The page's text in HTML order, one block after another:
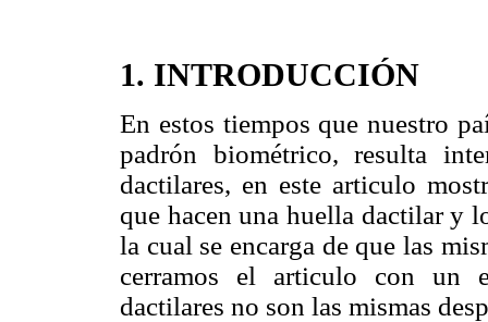
1. INTRODUCCIÓN
En estos tiempos que nuestro
padrón biométrico, resulta
dactilares, en este articulo
que hacen una huella dactilar y
la cual se encarga de que las
cerramos el articulo con un
dactilares no son las mismas